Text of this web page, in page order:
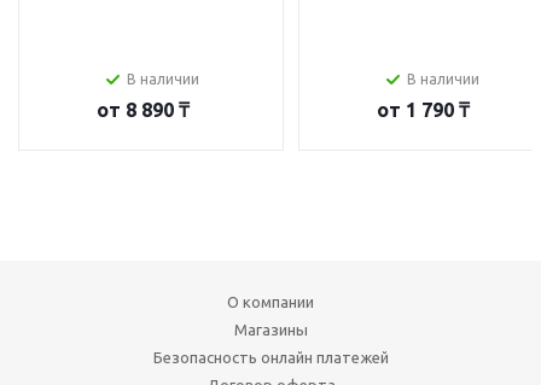
В наличии
от 8 890 ₸
В наличии
от 1 790 ₸
О компании
Магазины
Безопасность онлайн платежей